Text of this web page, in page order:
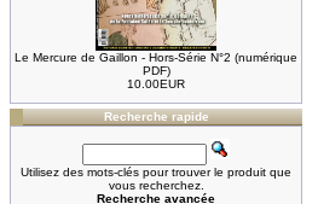
Le Mercure de Gaillon - Hors-Série N°2 (numérique
PDF)
10.00EUR
Recherche rapide
Utilisez des mots-clés pour trouver le produit que
vous recherchez.
Recherche avancée